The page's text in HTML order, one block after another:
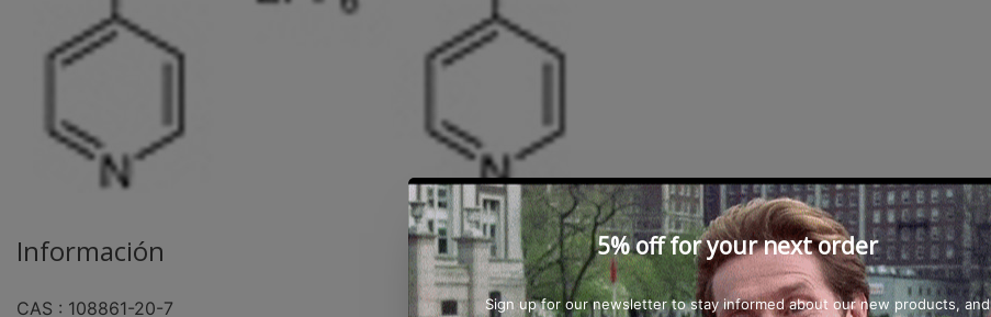
Información
CAS : 108861-20-7
5% off for your next order
Sign up for our newsletter to stay informed about our new products, and